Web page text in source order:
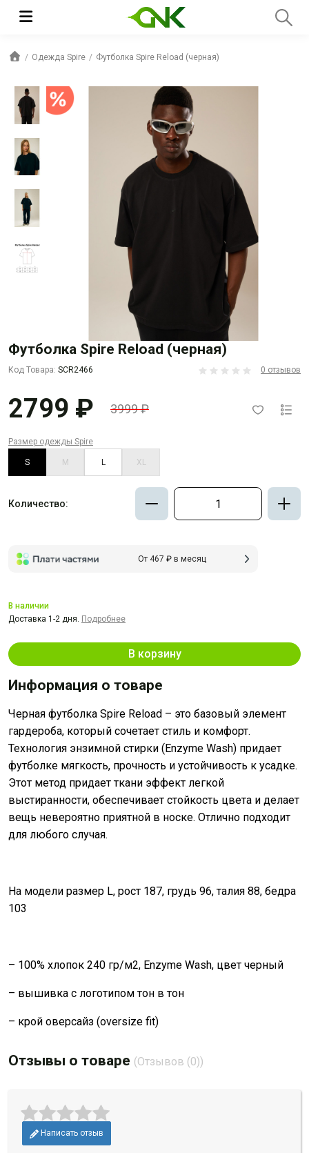
Одежда Spire Футболка Spire Reload (черная)
Футболка Spire Reload (черная)
Код Товара: SCR2466 0 отзывов
2799 ₽ 3999 ₽
Размер одежды Spire
S M L XL
Количество:
От 467 ₽ в месяц
В корзину
В наличии
Доставка 1-2 дня. Подробнее
Информация о товаре
Черная футболка Spire Reload – это базовый элемент
гардероба, который сочетает стиль и комфорт.
Технология энзимной стирки (Enzyme Wash) придает
футболке мягкость, прочность и устойчивость к усадке.
Этот метод придает ткани эффект легкой
выстиранности, обеспечивает стойкость цвета и делает
вещь невероятно приятной в носке. Отлично подходит
для любого случая.
На модели размер L, рост 187, грудь 96, талия 88, бедра
103
– 100% хлопок 240 гр/м2, Enzyme Wash, цвет черный
– вышивка с логотипом тон в тон
– крой оверсайз (oversize fit)
Отзывы о товаре (Отзывов (0))
Написать отзыв